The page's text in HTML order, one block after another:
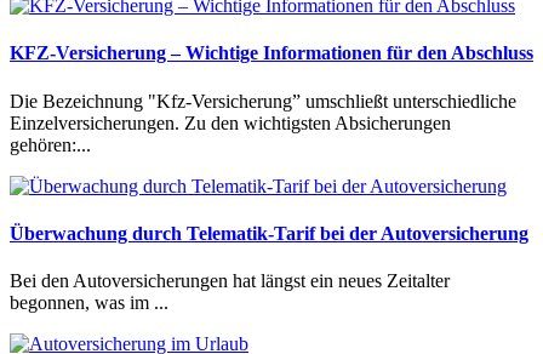
KFZ-Versicherung – Wichtige Informationen für den Abschluss
Die Bezeichnung "Kfz-Versicherung” umschließt unterschiedliche
Einzelversicherungen. Zu den wichtigsten Absicherungen
gehören:...
Überwachung durch Telematik-Tarif bei der Autoversicherung
Bei den Autoversicherungen hat längst ein neues Zeitalter
begonnen, was im ...